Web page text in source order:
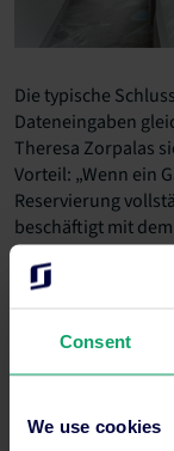
Consent
We use cookies
Die typische
Dateneingaben
Theresa Zorpalas
Vorteil: „Wenn ein
Reservierung
beschäftigt mit
vielleicht
drüberschauen
schneller darauf
Anbietern